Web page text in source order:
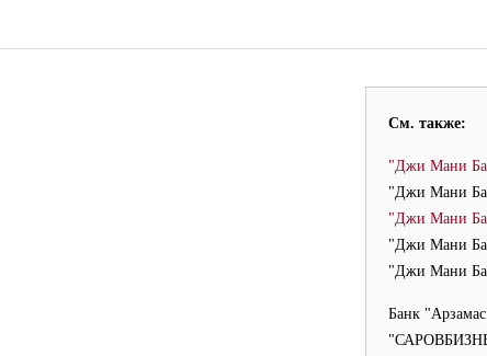
См. также:
"Джи Мани
"Джи Мани
"Джи Мани
"Джи Мани
"Джи Мани
Банк